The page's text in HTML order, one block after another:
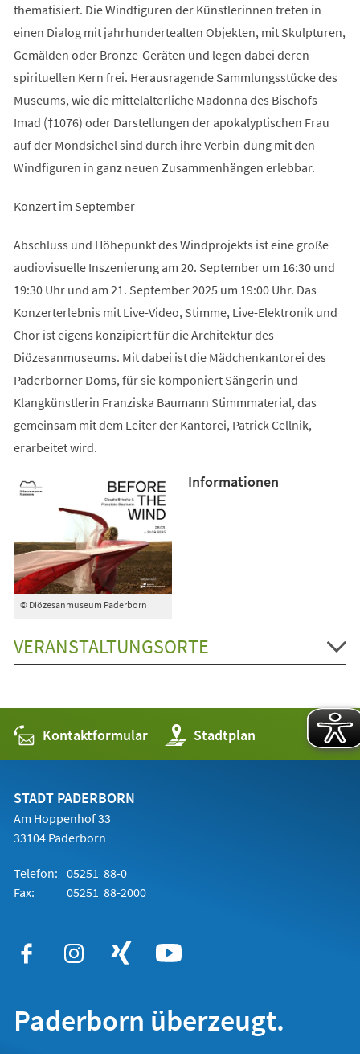
thematisiert. Die Windfiguren der Künstlerinnen treten in
einen Dialog mit jahrhundertealten Objekten, mit Skulpturen,
Gemälden oder Bronze-Geräten und legen dabei deren
spirituellen Kern frei. Herausragende Sammlungsstücke des
Museums, wie die mittelalterliche Madonna des Bischofs
Imad (†1076) oder Darstellungen der apokalyptischen Frau
auf der Mondsichel sind durch ihre Verbin-dung mit den
Windfiguren in ganz neuen Zusammenhängen erlebbar.
Konzert im September
Abschluss und Höhepunkt des Windprojekts ist eine große
audiovisuelle Inszenierung am 20. September um 16:30 und
19:30 Uhr und am 21. September 2025 um 19:00 Uhr. Das
Konzerterlebnis mit Live-Video, Stimme, Live-Elektronik und
Chor ist eigens konzipiert für die Architektur des
Diözesanmuseums. Mit dabei ist die Mädchenkantorei des
Paderborner Doms, für sie komponiert Sängerin und
Klangkünstlerin Franziska Baumann Stimmmaterial, das
gemeinsam mit dem Leiter der Kantorei, Patrick Cellnik,
erarbeitet wird.
© Diözesanmuseum Paderborn
Informationen
VERANSTALTUNGSORTE
Kontaktformular Stadtplan
(Öffnet
in
einem
STADT PADERBORN
Am Hoppenhof 33
33104 Paderborn
Telefon: 05251 88-0
Fax:
05251 88-2000
Paderborn überzeugt.